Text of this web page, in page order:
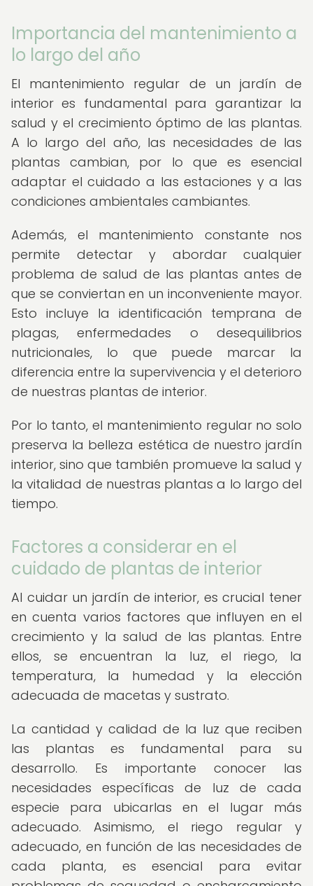
Importancia del mantenimiento a
lo largo del año
El mantenimiento regular de un jardín de
interior es fundamental para garantizar la
salud y el crecimiento óptimo de las plantas.
A lo largo del año, las necesidades de las
plantas cambian, por lo que es esencial
adaptar el cuidado a las estaciones y a las
condiciones ambientales cambiantes.
Además, el mantenimiento constante nos
permite detectar y abordar cualquier
problema de salud de las plantas antes de
que se conviertan en un inconveniente mayor.
Esto incluye la identificación temprana de
plagas, enfermedades o desequilibrios
nutricionales, lo que puede marcar la
diferencia entre la supervivencia y el deterioro
de nuestras plantas de interior.
Por lo tanto, el mantenimiento regular no solo
preserva la belleza estética de nuestro jardín
interior, sino que también promueve la salud y
la vitalidad de nuestras plantas a lo largo del
tiempo.
Factores a considerar en el
cuidado de plantas de interior
Al cuidar un jardín de interior, es crucial tener
en cuenta varios factores que influyen en el
crecimiento y la salud de las plantas. Entre
ellos, se encuentran la luz, el riego, la
temperatura, la humedad y la elección
adecuada de macetas y sustrato.
La cantidad y calidad de la luz que reciben
las plantas es fundamental para su
desarrollo. Es importante conocer las
necesidades específicas de luz de cada
especie para ubicarlas en el lugar más
adecuado. Asimismo, el riego regular y
adecuado, en función de las necesidades de
cada planta, es esencial para evitar